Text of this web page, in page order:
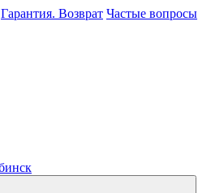
Гарантия. Возврат Частые вопросы